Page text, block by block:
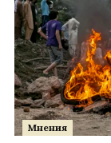
Мнения